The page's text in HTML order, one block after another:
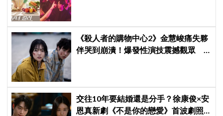
《殺人者的購物中心2》金慧峻痛失夥
伴哭到崩潰！爆發性演技震撼觀眾
交往10年要結婚還是分手？徐康俊×安
恩真新劇《不是你的戀愛》首波劇照